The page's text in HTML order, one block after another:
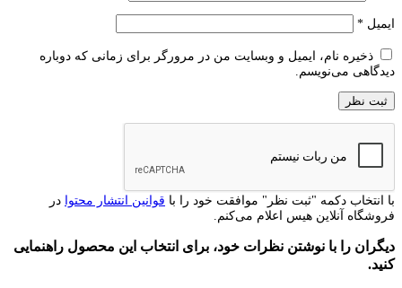
ایمیل *
ذخیره نام، ایمیل و وبسایت من در مرورگر برای زمانی که دوباره
دیدگاهی می‌نویسم.
با انتخاب دکمه "ثبت نظر" موافقت خود را با قوانین انتشار محتوا در
فروشگاه آنلاین هیس اعلام می‌کنم.
دیگران را با نوشتن نظرات خود، برای انتخاب این محصول راهنمایی
کنید.